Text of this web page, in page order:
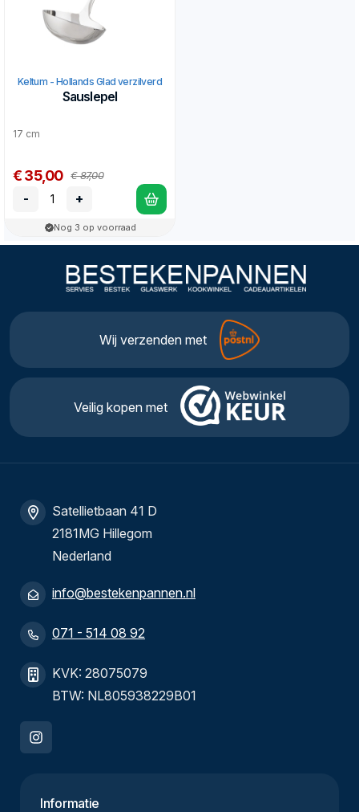
Keltum - Hollands Glad verzilverd
Sauslepel
17 cm
€ 35,00 € 87,00
- +
Nog 3 op voorraad
Wij verzenden met
Veilig kopen met
Satellietbaan 41 D
2181MG Hillegom
Nederland
info@bestekenpannen.nl
071 - 514 08 92
KVK: 28075079
BTW: NL805938229B01
Informatie